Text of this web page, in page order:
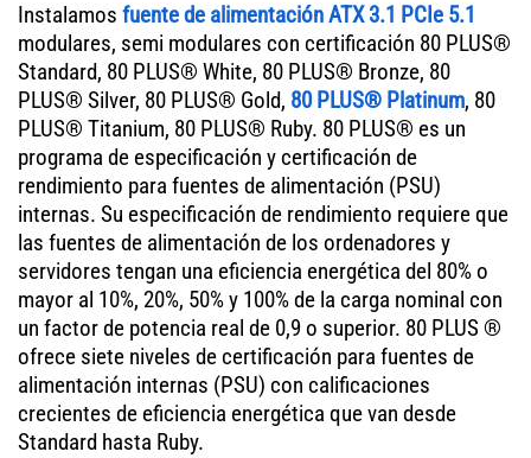
Instalamos fuente de alimentación ATX 3.1 PCIe 5.1
modulares, semi modulares con certificación 80 PLUS®
Standard, 80 PLUS® White, 80 PLUS® Bronze, 80
PLUS® Silver, 80 PLUS® Gold, 80 PLUS® Platinum, 80
PLUS® Titanium, 80 PLUS® Ruby. 80 PLUS® es un
programa de especificación y certificación de
rendimiento para fuentes de alimentación (PSU)
internas. Su especificación de rendimiento requiere que
las fuentes de alimentación de los ordenadores y
servidores tengan una eficiencia energética del 80% o
mayor al 10%, 20%, 50% y 100% de la carga nominal con
un factor de potencia real de 0,9 o superior. 80 PLUS ®
ofrece siete niveles de certificación para fuentes de
alimentación internas (PSU) con calificaciones
crecientes de eficiencia energética que van desde
Standard hasta Ruby.